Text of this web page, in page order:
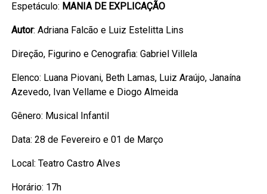
Espetáculo: MANIA DE EXPLICAÇÃO
Autor: Adriana Falcão e Luiz Estelitta Lins
Direção, Figurino e Cenografia: Gabriel Villela
Elenco: Luana Piovani, Beth Lamas, Luiz Araújo, Janaína
Azevedo, Ivan Vellame e Diogo Almeida
Gênero: Musical Infantil
Data: 28 de Fevereiro e 01 de Março
Local: Teatro Castro Alves
Horário: 17h